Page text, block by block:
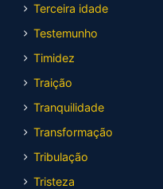
Terceira idade
Testemunho
Timidez
Traição
Tranquilidade
Transformação
Tribulação
Tristeza